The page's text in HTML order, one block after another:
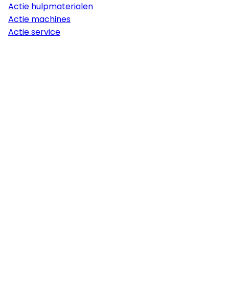
Actie hulpmaterialen
Actie machines
Actie service